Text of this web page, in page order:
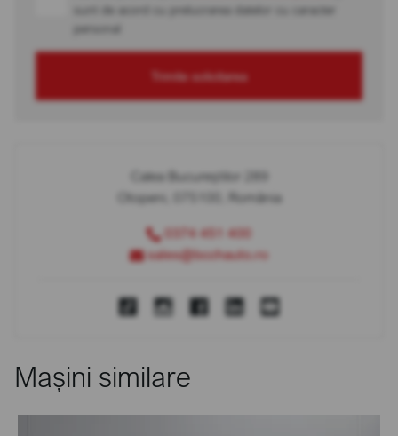
sunt de acord cu prelucrarea datelor cu caracter
personal
Trimite solicitarea
Calea Bucureștilor 289
Otopeni, 075100, România
0374 451 400
sales@bcchauto.ro
Mașini similare